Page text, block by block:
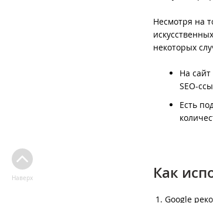
Несмотря на
некоторых
На
SEO-
Есть
Как
Google
Наверх